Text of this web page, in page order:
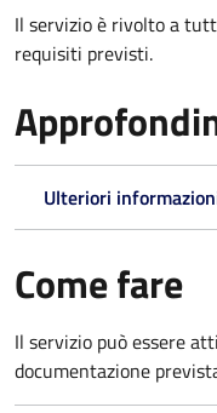
Il servizio è rivolto a
requisiti previsti.
Ulteriori
Come fare
Il servizio può essere
documentazione